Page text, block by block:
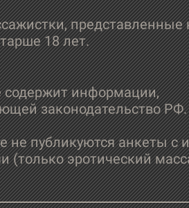
представленные
18 лет.
содержит информации,
законодательство РФ.
не публикуются анкеты с
(только эротический